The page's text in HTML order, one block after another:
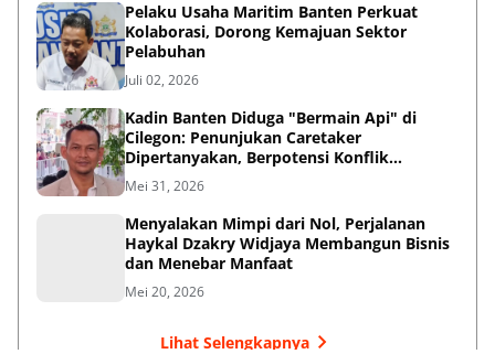
Pelaku Usaha Maritim Banten Perkuat
Kolaborasi, Dorong Kemajuan Sektor
Pelabuhan
Juli 02, 2026
Kadin Banten Diduga "Bermain Api" di
Cilegon: Penunjukan Caretaker
Dipertanyakan, Berpotensi Konflik
Kepentingan
Mei 31, 2026
Menyalakan Mimpi dari Nol, Perjalanan
Haykal Dzakry Widjaya Membangun Bisnis
dan Menebar Manfaat
Mei 20, 2026
Lihat Selengkapnya